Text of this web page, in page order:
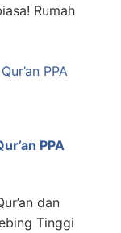
Rumah
PPA
dan
Tinggi